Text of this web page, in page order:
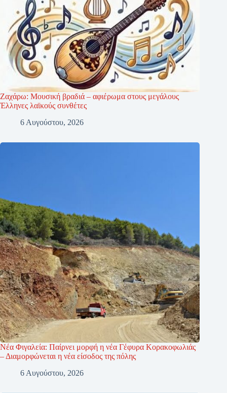
Ζαχάρω: Μουσική βραδιά – αφιέρωμα στους μεγάλους
Έλληνες λαϊκούς συνθέτες
6 Αυγούστου, 2026
Νέα Φιγαλεία: Παίρνει μορφή η νέα Γέφυρα Κορακοφωλιάς
– Διαμορφώνεται η νέα είσοδος της πόλης
6 Αυγούστου, 2026